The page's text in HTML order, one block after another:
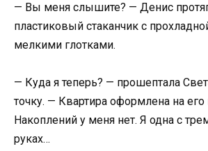
— Вы меня слышите? — Денис
пластиковый стаканчик с
мелкими глотками.
— Куда я теперь? — прошептала
точку. — Квартира оформлена на его
Накоплений у меня нет. Я одна с
руках…